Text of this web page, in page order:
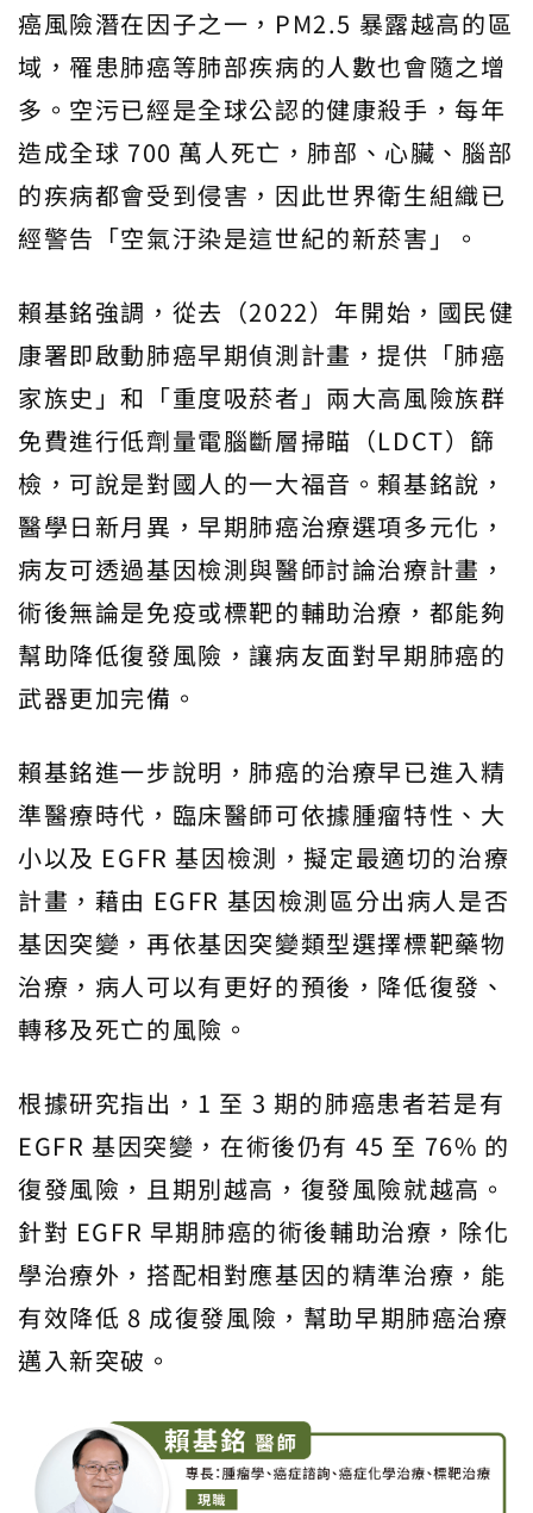
癌風險潛在因子之一，PM2.5 暴露越高的區
域，罹患肺癌等肺部疾病的人數也會隨之增
多。空污已經是全球公認的健康殺手，每年
造成全球 700 萬人死亡，肺部、心臟、腦部
的疾病都會受到侵害，因此世界衛生組織已
經警告「空氣汙染是這世紀的新菸害」。
賴基銘強調，從去（2022）年開始，國民健
康署即啟動肺癌早期偵測計畫，提供「肺癌
家族史」和「重度吸菸者」兩大高風險族群
免費進行低劑量電腦斷層掃瞄（LDCT）篩
檢，可說是對國人的一大福音。賴基銘說，
醫學日新月異，早期肺癌治療選項多元化，
病友可透過基因檢測與醫師討論治療計畫，
術後無論是免疫或標靶的輔助治療，都能夠
幫助降低復發風險，讓病友面對早期肺癌的
武器更加完備。
賴基銘進一步說明，肺癌的治療早已進入精
準醫療時代，臨床醫師可依據腫瘤特性、大
小以及 EGFR 基因檢測，擬定最適切的治療
計畫，藉由 EGFR 基因檢測區分出病人是否
基因突變，再依基因突變類型選擇標靶藥物
治療，病人可以有更好的預後，降低復發、
轉移及死亡的風險。
根據研究指出，1 至 3 期的肺癌患者若是有
EGFR 基因突變，在術後仍有 45 至 76% 的
復發風險，且期別越高，復發風險就越高。
針對 EGFR 早期肺癌的術後輔助治療，除化
學治療外，搭配相對應基因的精準治療，能
有效降低 8 成復發風險，幫助早期肺癌治療
邁入新突破。